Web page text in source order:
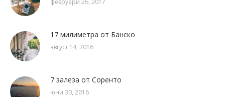
февруари 26, 2017
17 милиметра от Банско
август 14, 2016
7 залеза от Соренто
юни 30, 2016